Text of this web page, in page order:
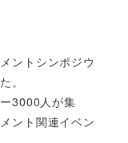
ントシンポジウ
。
3000人が集
ント関連イベン